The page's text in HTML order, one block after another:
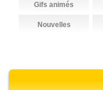
Gifs animés
Nouvelles